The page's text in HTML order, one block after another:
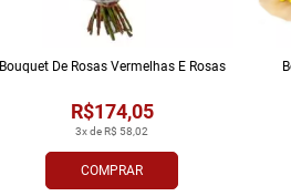
COMPRAR
3x de R$ 58,02
R$174,05
Bouquet De Rosas Vermelhas E Rosas